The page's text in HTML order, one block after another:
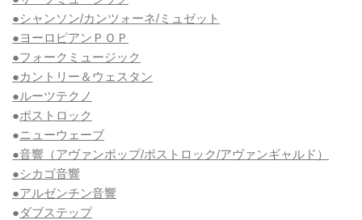
●シャンソン/カンツォーネ/ミュゼット
●ヨーロピアンＰＯＰ
●フォークミュージック
●カントリー＆ウェスタン
●ルーツテクノ
●ポストロック
●ニューウェーブ
●音響（アヴァンポップ/ポストロック/アヴァンギャルド）
●シカゴ音響
●アルゼンチン音響
●ダブステップ